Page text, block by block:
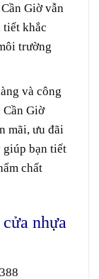
Giờ vẫn
tiết khắc
trường
và công
Cần Giờ
mãi, ưu đãi
giúp bạn tiết
chất
nhựa